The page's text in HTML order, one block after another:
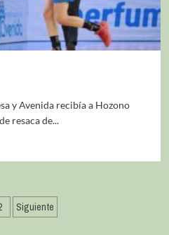
y Avenida recibía a Hozono
resaca de...
Siguiente